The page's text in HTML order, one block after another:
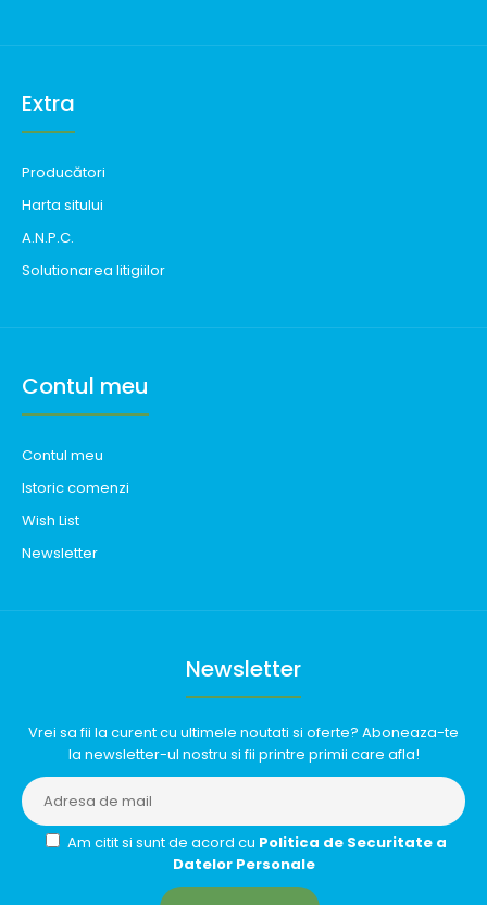
Extra
Producători
Harta sitului
A.N.P.C.
Solutionarea litigiilor
Contul meu
Contul meu
Istoric comenzi
Wish List
Newsletter
Newsletter
Vrei sa fii la curent cu ultimele noutati si oferte? Aboneaza-te
la newsletter-ul nostru si fii printre primii care afla!
Am citit si sunt de acord cu Politica de Securitate a
Datelor Personale